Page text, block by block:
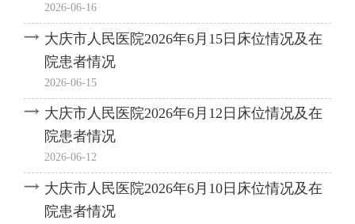
2026-06-16
大庆市人民医院2026年6月15日床位情况及在
院患者情况
2026-06-15
大庆市人民医院2026年6月12日床位情况及在
院患者情况
2026-06-12
大庆市人民医院2026年6月10日床位情况及在
院患者情况